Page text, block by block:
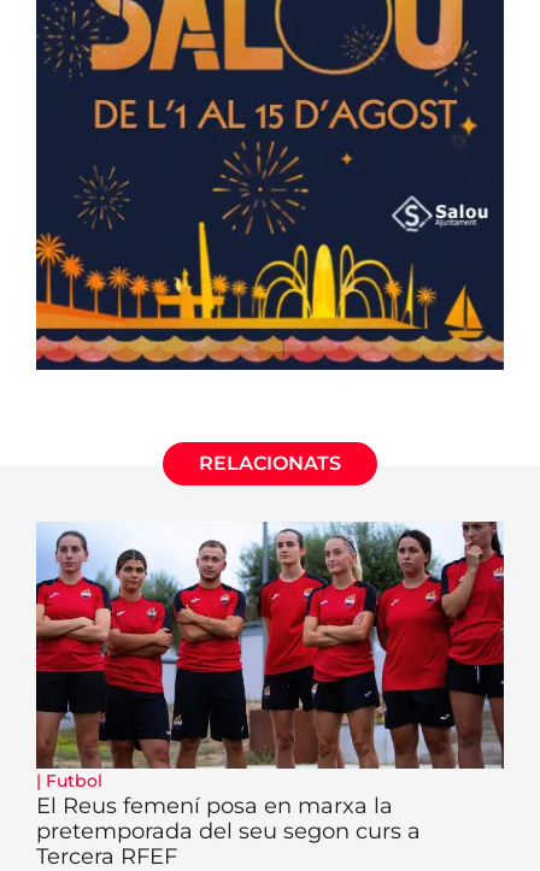
RELACIONATS
| Futbol
El Reus femení posa en marxa la
pretemporada del seu segon curs a
Tercera RFEF